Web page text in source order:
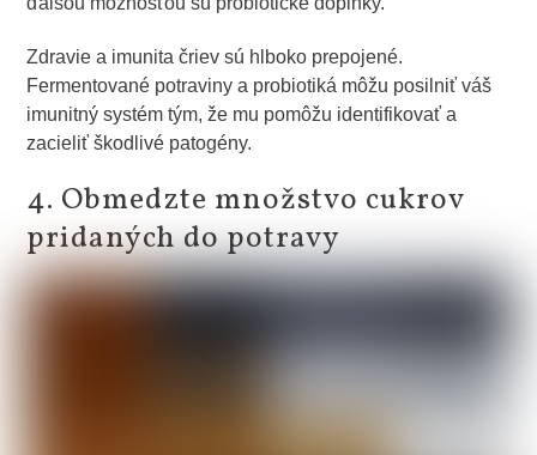
Zdravie a imunita čriev sú hlboko prepojené.
Fermentované potraviny a probiotiká môžu posilniť váš
imunitný systém tým, že mu pomôžu identifikovať a
zacieliť škodlivé patogény.
4. Obmedzte množstvo cukrov
pridaných do potravy